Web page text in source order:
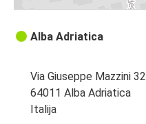
Alba Adriatica
Via Giuseppe Mazzini 32
64011 Alba Adriatica
Italija